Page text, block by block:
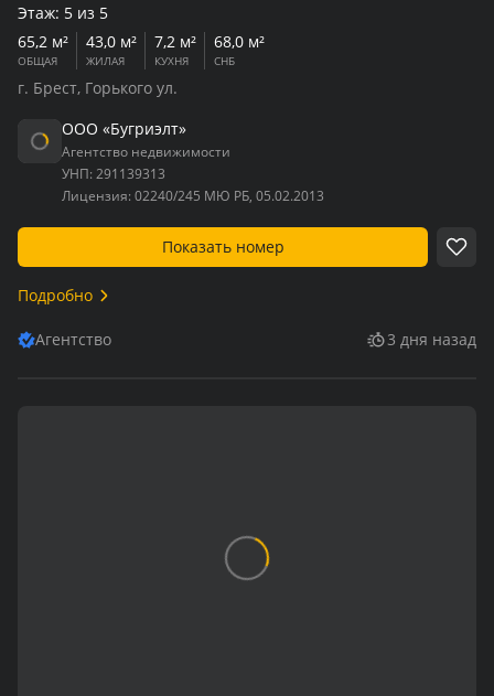
Этаж: 5 из 5
65,2 м²
ОБЩАЯ
43,0 м²
ЖИЛАЯ
7,2 м²
КУХНЯ
68,0 м²
СНБ
г. Брест, Горького ул.
ООО «Бугриэлт»
Агентство недвижимости
УНП: 291139313
Лицензия: 02240/245 МЮ РБ, 05.02.2013
Показать номер
Подробно
Агентство 3 дня назад